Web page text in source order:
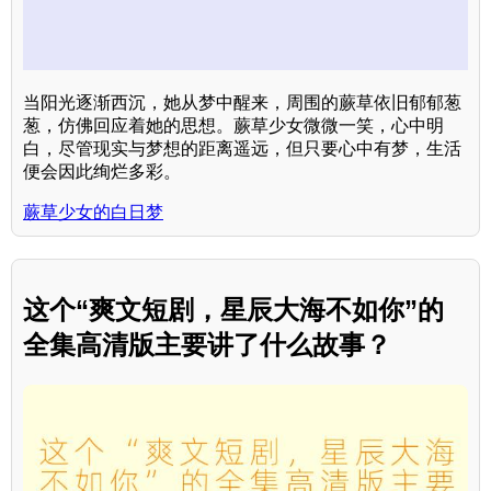
当阳光逐渐西沉，她从梦中醒来，周围的蕨草依旧郁郁葱
葱，仿佛回应着她的思想。蕨草少女微微一笑，心中明
白，尽管现实与梦想的距离遥远，但只要心中有梦，生活
便会因此绚烂多彩。
蕨草少女的白日梦
这个“爽文短剧，星辰大海不如你”的
全集高清版主要讲了什么故事？